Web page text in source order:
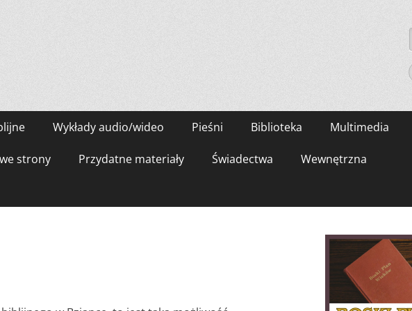
Wykłady audio/wideo Pieśni Biblioteka Multimedia
strony Przydatne materiały Świadectwa Wewnętrzna